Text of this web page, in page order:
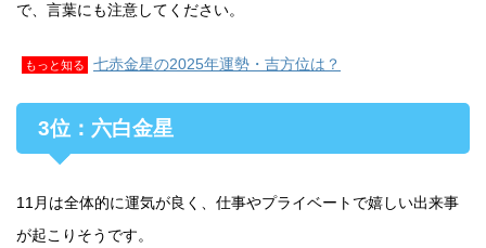
で、言葉にも注意してください。
もっと知る 七赤金星の2025年運勢・吉方位は？
3位：六白金星
11月は全体的に運気が良く、仕事やプライベートで嬉しい出来事
が起こりそうです。